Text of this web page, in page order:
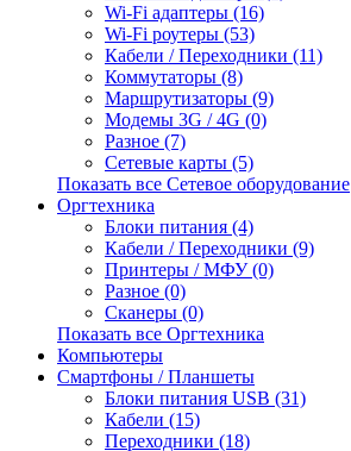
Wi-Fi адаптеры (16)
Wi-Fi роутеры (53)
Кабели / Переходники (11)
Коммутаторы (8)
Маршрутизаторы (9)
Модемы 3G / 4G (0)
Разное (7)
Сетевые карты (5)
Показать все Сетевое оборудование
Оргтехника
Блоки питания (4)
Кабели / Переходники (9)
Принтеры / МФУ (0)
Разное (0)
Сканеры (0)
Показать все Оргтехника
Компьютеры
Смартфоны / Планшеты
Блоки питания USB (31)
Кабели (15)
Переходники (18)